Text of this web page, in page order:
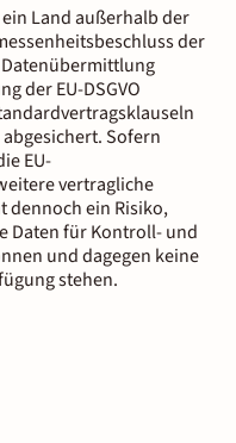
Land außerhalb der
der
der EU-DSGVO
abgesichert. Sofern
EU-
vertragliche
dennoch ein Risiko,
Daten für Kontroll- und
und dagegen keine
stehen.